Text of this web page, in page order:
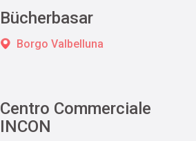
Bücherbasar
Borgo Valbelluna
Centro Commerciale
INCON